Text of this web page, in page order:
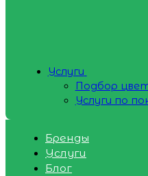
Услуги
Подбор
Услуги по
Бренды
Услуги
Блог